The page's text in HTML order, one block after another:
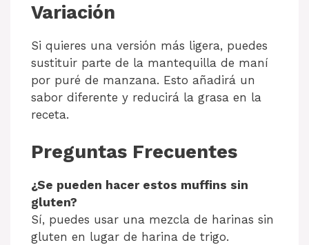
Variación
Si quieres una versión más ligera, puedes
sustituir parte de la mantequilla de maní
por puré de manzana. Esto añadirá un
sabor diferente y reducirá la grasa en la
receta.
Preguntas Frecuentes
¿Se pueden hacer estos muffins sin
gluten?
Sí, puedes usar una mezcla de harinas sin
gluten en lugar de harina de trigo.